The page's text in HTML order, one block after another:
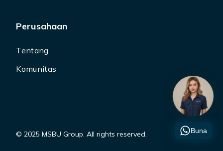
Perusahaan
Tentang
Komunitas
© 2025 MSBU Group. All rights reserved. Buna